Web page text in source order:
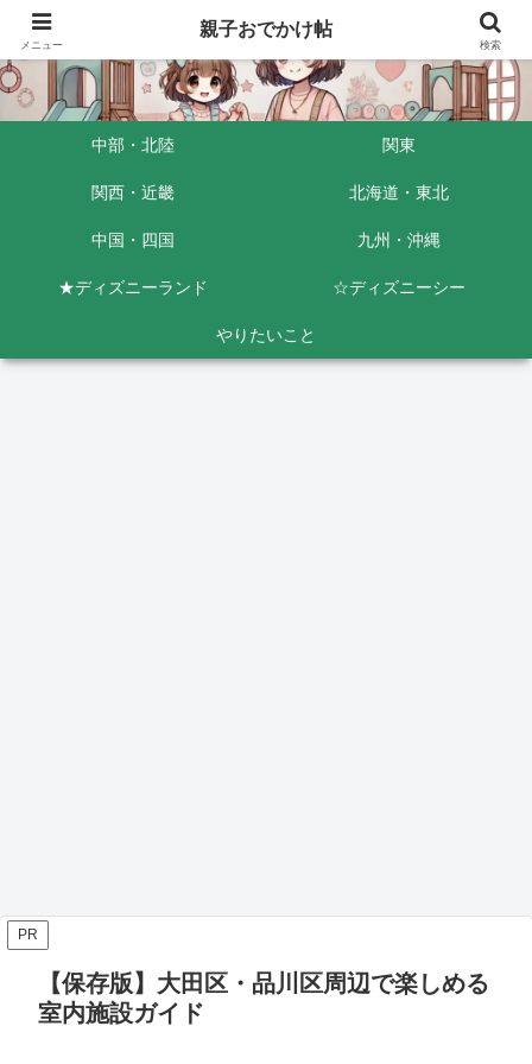
中部・北陸 関東
関西・近畿 北海道・東北
中国・四国 九州・沖縄
★ディズニーランド ☆ディズニーシー
やりたいこと
PR
【保存版】大田区・品川区周辺で楽しめる
室内施設ガイド
メニュー
親子おでかけ帖
検索